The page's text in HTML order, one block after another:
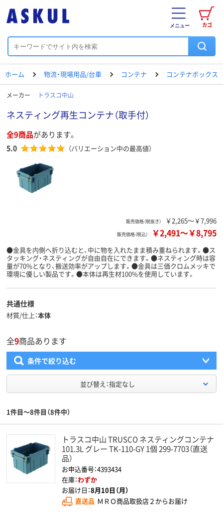
カゴ
メニュー
ホーム 物流・現場用品/台車 コンテナ コンテナボックス
メーカー トラスコ中山
ネスティング再生コンテナ（取手付）
全9商品があります。
5.0 （バリエーション中の最高値）
販売価格（税抜き） ￥2,265～￥7,996
販売価格（税込） ￥2,491～￥8,795
●金具を内側へ折り込むと、中に物を入れたまま積み重ねられます。●ス
タッキング・ネスティングが自由自在にできます。●ネスティング時は容
量が70%となり、搬送効率がアップします。●金具は三価クロムメッキで
環境に優しい製品です。●本体は再生材100%を使用しています。
共通仕様
材質/仕上 本体
全9商品あります
条件で絞り込む
並び替え：指定なし
1件目～8件目（8件中）
トラスコ中山 TRUSCO ネスティングコンテナ
101.3L グレー TK-110-GY 1個 299-7703（直送
品）
お申込番号：4393434
在庫：わずか
お届け日：8月10日（月）
直送品 ＭＲＯ商品取扱店２からお届け